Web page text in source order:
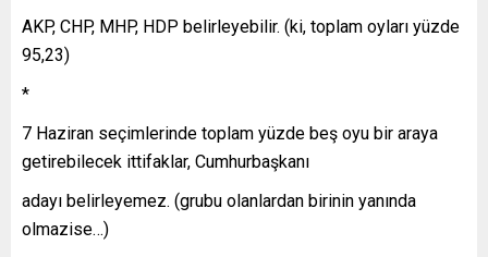
AKP, CHP, MHP, HDP belirleyebilir. (ki, toplam oyları yüzde
95,23)
*
7 Haziran seçimlerinde toplam yüzde beş oyu bir araya
getirebilecek ittifaklar, Cumhurbaşkanı
adayı belirleyemez. (grubu olanlardan birinin yanında
olmazise…)